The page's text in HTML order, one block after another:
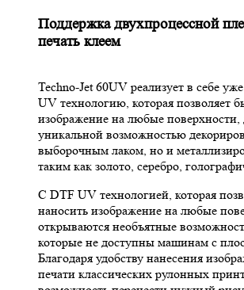
Поддержка двухпроцессной
печать клеем
Techno-Jet 60UV реализует в себе
UV технологию, которая позволяет
изображение на любые поверхности,
уникальной возможностью
выборочным лаком, но и
таким как золото, серебро,
С DTF UV технологией, которая
наносить изображение на любые
открываются необъятные
которые не доступны машинам с
Благодаря удобству нанесения
печати классических рулонных